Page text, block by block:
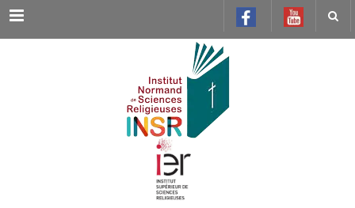
Menu